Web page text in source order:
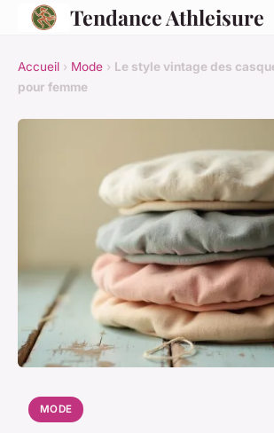
Tendance Athleisure
Accueil › Mode › Le style vintage des
pour femme
MODE